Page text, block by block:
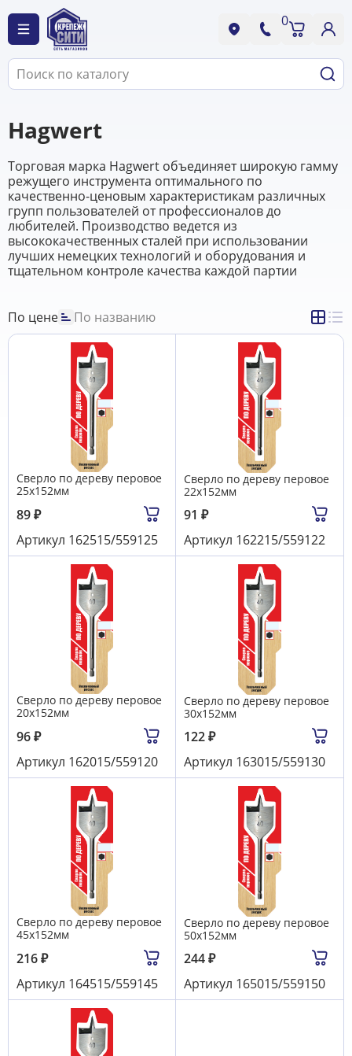
0
Hagwert
Торговая марка Hagwert объединяет широкую гамму
режущего инструмента оптимального по
качественно-ценовым характеристикам различных
групп пользователей от профессионалов до
любителей. Производство ведется из
высококачественных сталей при использовании
лучших немецких технологий и оборудования и
тщательном контроле качества каждой партии
По цене По названию
Сверло по дереву перовое
25х152мм
89₽
Артикул 162515/559125
Сверло по дереву перовое
22х152мм
91 ₽
Артикул 162215/559122
Сверло по дереву перовое
20х152мм
96₽
Артикул 162015/559120
Сверло по дереву перовое
30х152мм
122₽
Артикул 163015/559130
Сверло по дереву перовое
45х152мм
216₽
Артикул 164515/559145
Сверло по дереву перовое
50х152мм
244₽
Артикул 165015/559150